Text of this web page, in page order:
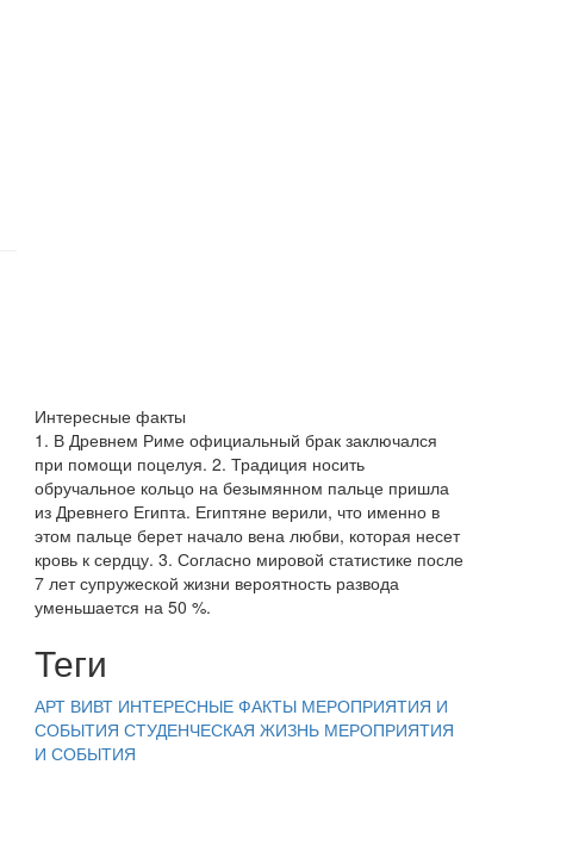
Интересные факты
1. В Древнем Риме официальный брак заключался
при помощи поцелуя. 2. Традиция носить
обручальное кольцо на безымянном пальце пришла
из Древнего Египта. Египтяне верили, что именно в
этом пальце берет начало вена любви, которая несет
кровь к сердцу. 3. Согласно мировой статистике после
7 лет супружеской жизни вероятность развода
уменьшается на 50 %.
Теги
АРТ ВИВТ ИНТЕРЕСНЫЕ ФАКТЫ МЕРОПРИЯТИЯ И
СОБЫТИЯ СТУДЕНЧЕСКАЯ ЖИЗНЬ МЕРОПРИЯТИЯ
И СОБЫТИЯ